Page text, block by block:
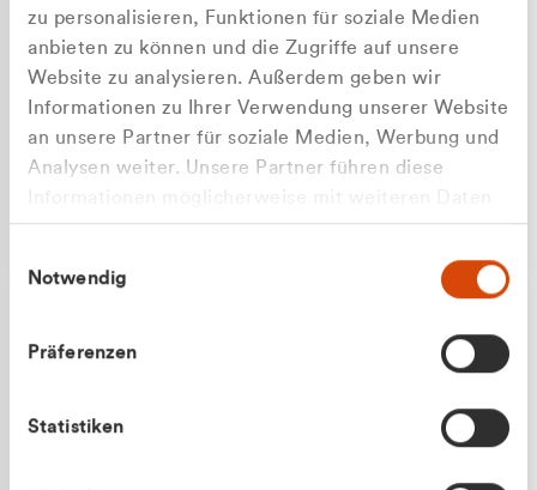
zu personalisieren, Funktionen für soziale Medien
anbieten zu können und die Zugriffe auf unsere
Website zu analysieren. Außerdem geben wir
Informationen zu Ihrer Verwendung unserer Website
an unsere Partner für soziale Medien, Werbung und
Analysen weiter. Unsere Partner führen diese
zusammen, die Sie ihnen bereitgestellt haben oder
gesammelt haben.
Notwendig
Präferenzen
Statistiken
Apilash Balanesan